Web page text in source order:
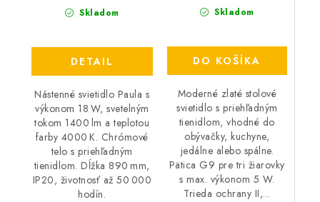
Skladom
DETAIL
Nástenné svietidlo Paula s
výkonom 18 W, svetelným
tokom 1400 lm a teplotou
farby 4000 K. Chrómové
telo s priehľadným
tienidlom. Dĺžka 890 mm,
IP20, životnosť až 50 000
hodín.
Skladom
DO KOŠÍKA
Moderné zlaté stolové
svietidlo s priehľadným
tienidlom, vhodné do
obývačky, kuchyne,
jedálne alebo spálne.
Pätica G9 pre tri žiarovky
s max. výkonom 5 W.
Trieda ochrany II,...